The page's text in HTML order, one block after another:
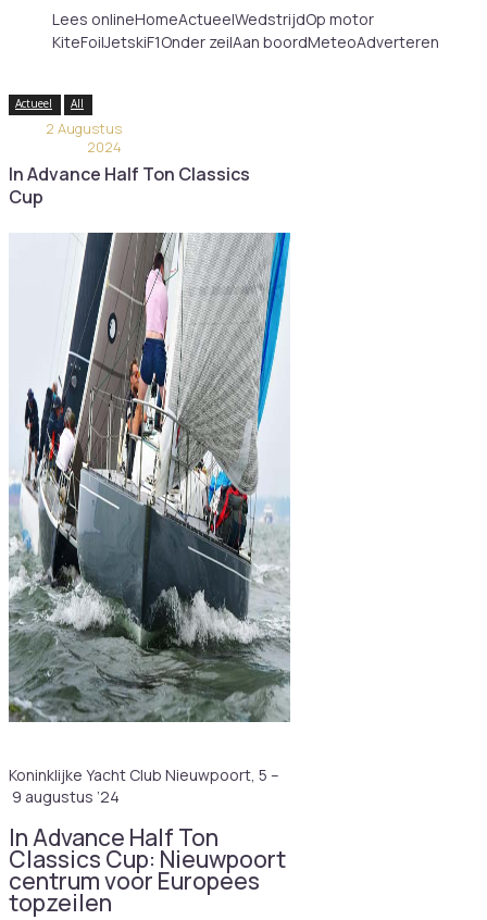
Lees onlineHomeActueelWedstrijdOp motor
KiteFoilJetskiF1Onder zeilAan boordMeteoAdverteren
Actueel All
2 Augustus
2024
In Advance Half Ton Classics
Cup
Koninklijke Yacht Club Nieuwpoort, 5 –
9 augustus ’24
In Advance Half Ton
Classics Cup: Nieuwpoort
centrum voor Europees
topzeilen